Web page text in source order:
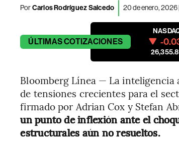
PorCarlos Rodríguez Salcedo 20 de enero, 2026
ÚLTIMASCOTIZACIONES -
Bloomberg Línea — La
de tensiones crecientes para el
firmado por Adrian Cox y Stefan
un punto de inflexión ante el
estructurales aún no resueltos.